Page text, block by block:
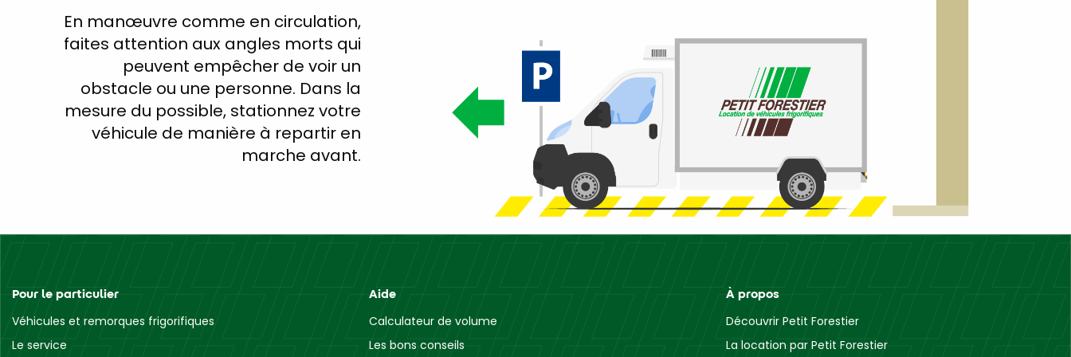
En manœuvre comme en circulation,
faites attention aux angles morts qui
peuvent empêcher de voir un
obstacle ou une personne. Dans la
mesure du possible, stationnez votre
véhicule de manière à repartir en
marche avant.
Pour le particulier
Véhicules et remorques frigorifiques
Le service
Aide
Calculateur de volume
Les bons conseils
À propos
Découvrir Petit Forestier
La location par Petit Forestier